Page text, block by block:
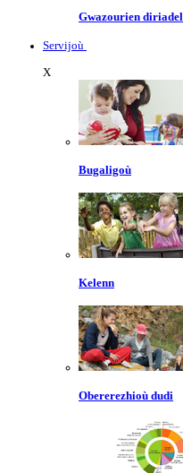
Gwazourien diriadel
Servijoù
X
Bugaligoù
Kelenn
Obererezhioù dudi